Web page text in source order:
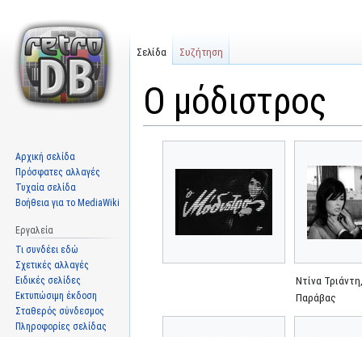
Ο μόδιστρος
Ντίνα
Παράβας
Σελίδα Συζήτηση
Αρχική σελίδα
Πρόσφατες αλλαγές
Τυχαία σελίδα
Βοήθεια για το MediaWiki
Εργαλεία
Τι συνδέει εδώ
Σχετικές αλλαγές
Ειδικές σελίδες
Εκτυπώσιμη έκδοση
Σταθερός σύνδεσμος
Πληροφορίες σελίδας